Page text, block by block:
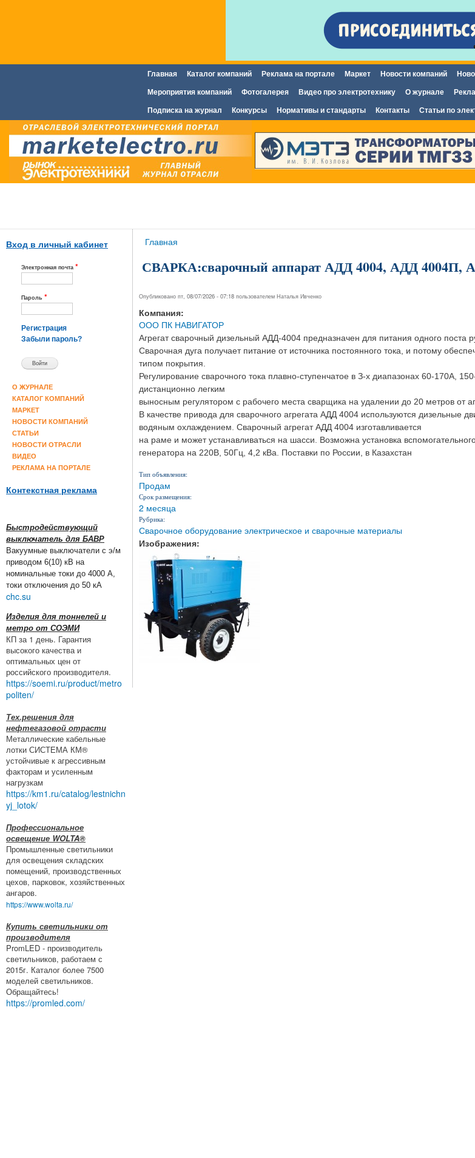
содержанию
Главное меню
Главная Каталог компаний Реклама на портале Маркет Новости компаний
Мероприятия компаний Фотогалерея Видео про электротехнику О журнале
Подписка на журнал Конкурсы Нормативы и стандарты Контакты Статьи по
Вход в личный кабинет
Электронная почта *
Пароль *
Регистрация
Забыли пароль?
О ЖУРНАЛЕ
КАТАЛОГ КОМПАНИЙ
МАРКЕТ
НОВОСТИ КОМПАНИЙ
СТАТЬИ
НОВОСТИ ОТРАСЛИ
ВИДЕО
РЕКЛАМА НА ПОРТАЛЕ
Контекстная реклама
Быстродействующий
выключатель для БАВР
Вакуумные выключатели с э/м
приводом 6(10) кВ на
номинальные токи до 4000 А,
токи отключения до 50 кА
chc.su
Изделия для тоннелей и
метро от СОЭМИ
КП за 1 день. Гарантия
высокого качества и
оптимальных цен от
российского производителя.
https://soemi.ru/product/metro
politen/
Тех.решения для
нефтегазовой отрасти
Металлические кабельные
лотки СИСТЕМА КМ®
устойчивые к агрессивным
факторам и усиленным
нагрузкам
https://km1.ru/catalog/lestnichn
yj_lotok/
Профессиональное
освещение WOLTA®
Промышленные светильники
для освещения складских
помещений, производственных
цехов, парковок, хозяйственных
ангаров.
https://www.wolta.ru/
Купить светильники от
производителя
PromLED - производитель
светильников, работаем с
2015г. Каталог более 7500
моделей светильников.
Обращайтесь!
https://promled.com/
Вы здесь
Главная
СВАРКА:сварочный аппарат АДД 4004, АДД 4004П,
Опубликовано пт, 08/07/2026 - 07:18 пользователем Наталья Ивченко
Компания:
ООО ПК НАВИГАТОР
Агрегат сварочный дизельный АДД-4004 предназначен для питания одного поста
Сварочная дуга получает питание от источника постоянного тока, и потому
типом покрытия.
Регулирование сварочного тока плавно-ступенчатое в З-х диапазонах 60-170А,
дистанционно легким
выносным регулятором с рабочего места сварщика на удалении до 20 метров от
В качестве привода для сварочного агрегата АДД 4004 используются дизельные
водяным охлаждением. Сварочный агрегат АДД 4004 изготавливается
на раме и может устанавливаться на шасси. Возможна установка
генератора на 220В, 50Гц, 4,2 кВа. Поставки по России, в Казахстан
Тип объявления:
Продам
Срок размещения:
2 месяца
Рубрика:
Сварочное оборудование электрическое и сварочные материалы
Изображения: